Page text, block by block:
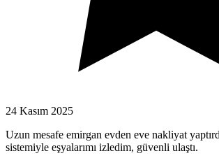
24 Kasım 2025
Uzun mesafe emirgan evden eve nakliyat
sistemiyle eşyalarımı izledim, güvenli ulaştı.